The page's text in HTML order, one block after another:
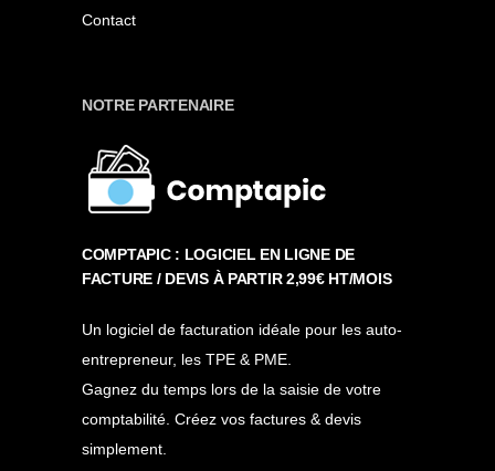
Contact
NOTRE PARTENAIRE
COMPTAPIC : LOGICIEL EN LIGNE DE
FACTURE / DEVIS À PARTIR 2,99€ HT/MOIS
Un logiciel de facturation idéale pour les auto-
entrepreneur, les TPE & PME.
Gagnez du temps lors de la saisie de votre
comptabilité. Créez vos factures & devis
simplement.